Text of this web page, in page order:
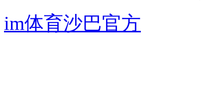
im体育沙巴官方